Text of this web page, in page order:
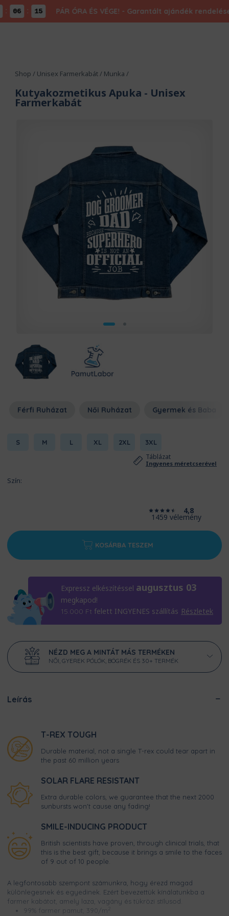
06 : 15 PÁR ÓRA ÉS VÉGE! - Garantált ajándék
Shop / Unisex Farmerkabát/ Munka /
Kutyakozmetikus Apuka - Unisex
Farmerkabát
Férfi Ruházat Női Ruházat Gyermek és Baba
S M L XL 2XL 3XL
Táblázat
Ingyenes méretcserével
Szín:
4,8
1459 vélemény
KOSÁRBA TESZEM
Expressz elkészítéssel augusztus 03
megkapod!
15.000 Ft felett INGYENES szállítás Részletek
NÉZD MEG A MINTÁT MÁS TERMÉKEN
NŐI, GYEREK PÓLÓK, BÖGRÉK ÉS 30+ TERMÉK
Leírás
T-REX TOUGH
Durable material, not a single T-rex could tear apart in
the past 60 million years
SOLAR FLARE RESISTANT
Extra durable colors, we guarantee that the next 2000
sunbursts won't cause any fading!
SMILE-INDUCING PRODUCT
British scientists have proven, through clinical trials, that
this is the best gift, because it brings a smile to the faces
of 9 out of 10 people.
A legfontosabb szempont számunkra, hogy érezd magad
különlegesnek és egyedinek. Ezért bevezettük kínálatunkba a
farmer kabátot, amely laza, vagány és tükrözi stílusod.
99% farmer pamut, 390/m